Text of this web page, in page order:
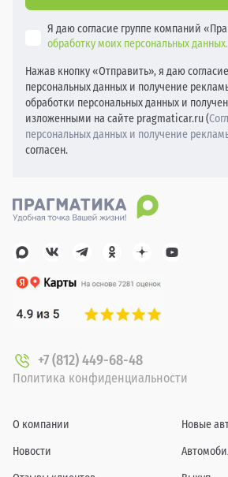
Я даю согласие группе компаний
обработку моих персональных данных.
Нажав кнопку «Отправить», я даю
персональных данных и получение
обработки персональных данных и
изложенными на сайте pragmaticar.ru (
персональных данных и получение
согласен.
+7 (812) 449-68-48
Политика конфиденциальности
О компании
Новости
Новые